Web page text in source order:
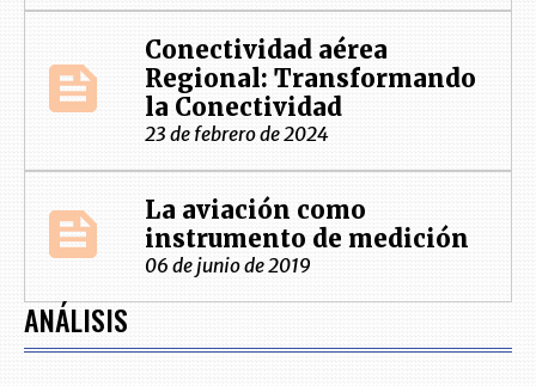
Conectividad aérea
Regional: Transformando
la Conectividad
23 de febrero de 2024
La aviación como
instrumento de medición
06 de junio de 2019
ANÁLISIS